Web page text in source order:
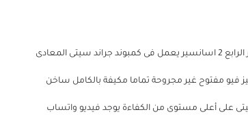
للايجار شقة مفروشة مكونة من 3غرف نوم و2حمام ورسيبشن ومطبخ الدور الرابع 2 اسانسير يعمل فى كمبوند جراند سيتى المعادى
فيو مفتوح غير مجروحة تماما مكيفة بالكامل ساخن
فيها أمن ٢٤ ساعه جميع الأجهزة بيتى على أعلى مستوى من الكفاءة يوجد فيديو واتساب